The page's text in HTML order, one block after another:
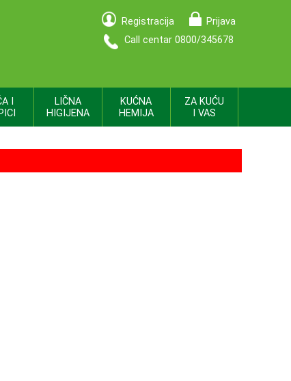
Registracija
Prijava
Call centar 0800/345678
I
LIČNA
HIGIJENA
KUĆNA
HEMIJA
ZA KUĆU
I VAS